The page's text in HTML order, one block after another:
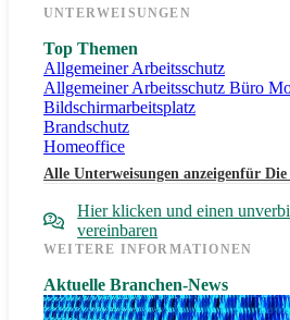
UNTERWEISUNGEN
Top Themen
Allgemeiner Arbeitsschutz
Allgemeiner Arbeitsschutz Büro
Bildschirmarbeitsplatz
Brandschutz
Homeoffice
Alle Unterweisungen anzeigenfür Die
Hier klicken und einen
vereinbaren
WEITERE INFORMATIONEN
Aktuelle Branchen-News